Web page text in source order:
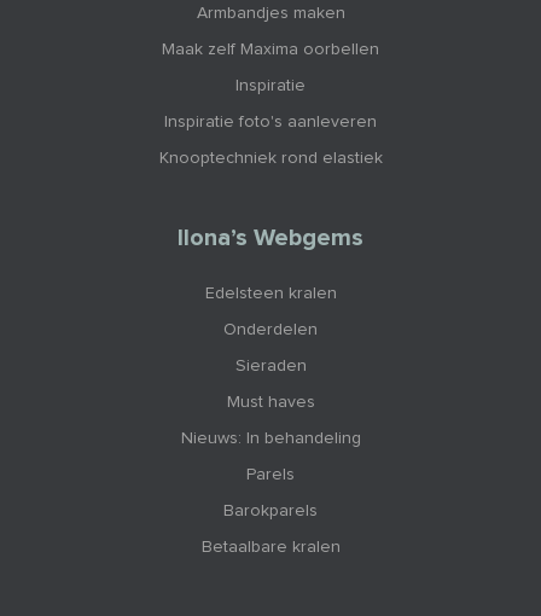
Armbandjes maken
Maak zelf Maxima oorbellen
Inspiratie
Inspiratie foto's aanleveren
Knooptechniek rond elastiek
Ilona’s Webgems
Edelsteen kralen
Onderdelen
Sieraden
Must haves
Nieuws: In behandeling
Parels
Barokparels
Betaalbare kralen